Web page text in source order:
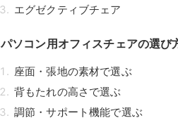
エグゼクティブチェア
パソコン用オフィスチェアの選び
座面・張地の素材で選ぶ
背もたれの高さで選ぶ
調節・サポート機能で選ぶ